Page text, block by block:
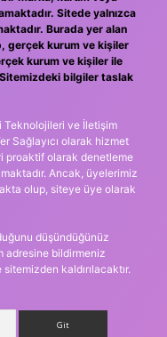
Sitede yalnızca
Burada yer alan
gerçek kurum ve kişiler
kurum ve kişiler ile
bilgiler taslak
Teknolojileri ve İletişim
Sağlayıcı olarak hizmet
proaktif olarak denetleme
Ancak, üyelerimiz
olup, siteye üye olarak
düşündüğünüz
adresine bildirmeniz
kaldırılacaktır.